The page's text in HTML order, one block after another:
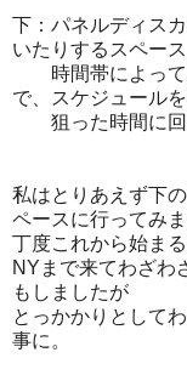
下：パネルディス
いたりするスペース
時間帯によって
で、スケジュール
狙った時間に回
私はとりあえず下
ペースに行ってみま
丁度これから始ま
NYまで来てわざわ
もしましたが
とっかかりとして
事に。